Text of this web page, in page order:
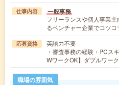
仕事内容 一般事務
フリーランスや個人事業
るベンチャー企業でコツ
応募資格
英語力不要
・審査事務の経験・PCス
WワークOK】ダブルワー
職場の雰囲気